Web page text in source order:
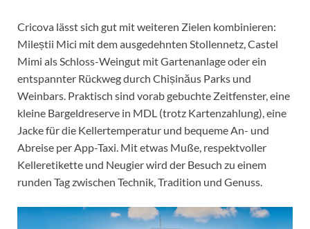
Cricova lässt sich gut mit weiteren Zielen kombinieren:
Mileștii Mici mit dem ausgedehnten Stollennetz, Castel
Mimi als Schloss-Weingut mit Gartenanlage oder ein
entspannter Rückweg durch Chișinăus Parks und
Weinbars. Praktisch sind vorab gebuchte Zeitfenster, eine
kleine Bargeldreserve in MDL (trotz Kartenzahlung), eine
Jacke für die Kellertemperatur und bequeme An- und
Abreise per App-Taxi. Mit etwas Muße, respektvoller
Kelleretikette und Neugier wird der Besuch zu einem
runden Tag zwischen Technik, Tradition und Genuss.